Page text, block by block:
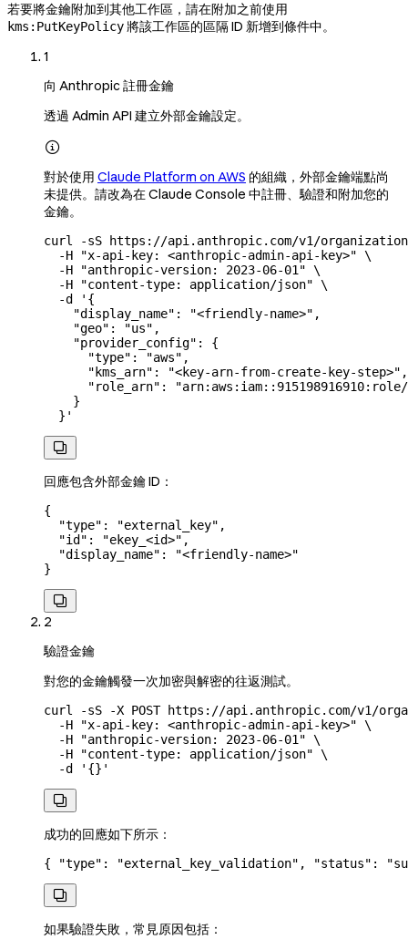
若要將金鑰附加到其他工作區，請在附加之前使用
kms:PutKeyPolicy將該工作區的區隔 ID 新增到條件中。
1
向 Anthropic 註冊金鑰
透過 Admin API 建立外部金鑰設定。

對於使用 Claude Platform on AWS 的組織，外部金鑰端點尚
未提供。請改為在 Claude Console 中註冊、驗證和附加您的
金鑰。
curl -sS https://api.anthropic.com/v1/
  -H
"x-api-key: <anthropic-admin-api-key>" \
  -H
"anthropic-version: 2023-06-01" \
  -H
"content-type: application/json" \
  -d
'{
    "display_name": "<friendly-name>",
    "geo": "us",
    "provider_config": {
      "type": "aws",
      "kms_arn": "<key-arn-from-create-key-step>",
"role_arn":
    }
  }'

回應包含外部金鑰 ID：
{
  "type"
: "external_key" ,
  "id"
: "ekey_<id>" ,
  "display_name"
:
"<friendly-name>"
}

2
驗證金鑰
對您的金鑰觸發一次加密與解密的往返測試。
curl -sS -X POST https://api.anthropic.com/v1/
  -H
"x-api-key: <anthropic-admin-api-key>" \
  -H
"anthropic-version: 2023-06-01" \
  -H
"content-type: application/json" \
  -d
'{}'

成功的回應如下所示：
{ "type" : "external_key_validation" , "status" :

如果驗證失敗，常見原因包括：